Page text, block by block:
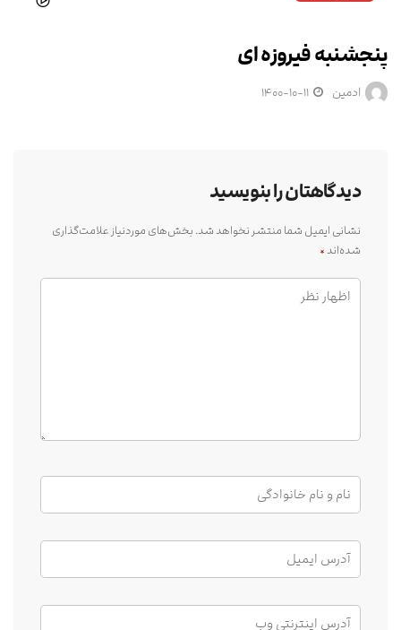
پنجشنبه فیروزه ای
ادمین ۱۴۰۰-۱۰-۱۱
دیدگاهتان را بنویسید
نشانی ایمیل شما منتشر نخواهد شد. بخش‌های موردنیاز علامت‌گذاری
شده‌اند*